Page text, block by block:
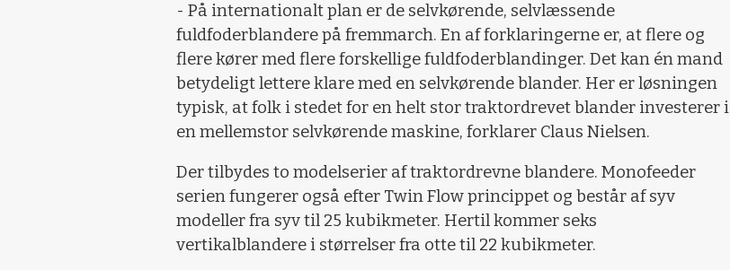
- På internationalt plan er de selvkørende, selvlæssende
fuldfoderblandere på fremmarch. En af forklaringerne er, at flere og
flere kører med flere forskellige fuldfoderblandinger. Det kan én mand
betydeligt lettere klare med en selvkørende blander. Her er løsningen
typisk, at folk i stedet for en helt stor traktordrevet blander investerer i
en mellemstor selvkørende maskine, forklarer Claus Nielsen.
Der tilbydes to modelserier af traktordrevne blandere. Monofeeder
serien fungerer også efter Twin Flow princippet og består af syv
modeller fra syv til 25 kubikmeter. Hertil kommer seks
vertikalblandere i størrelser fra otte til 22 kubikmeter.